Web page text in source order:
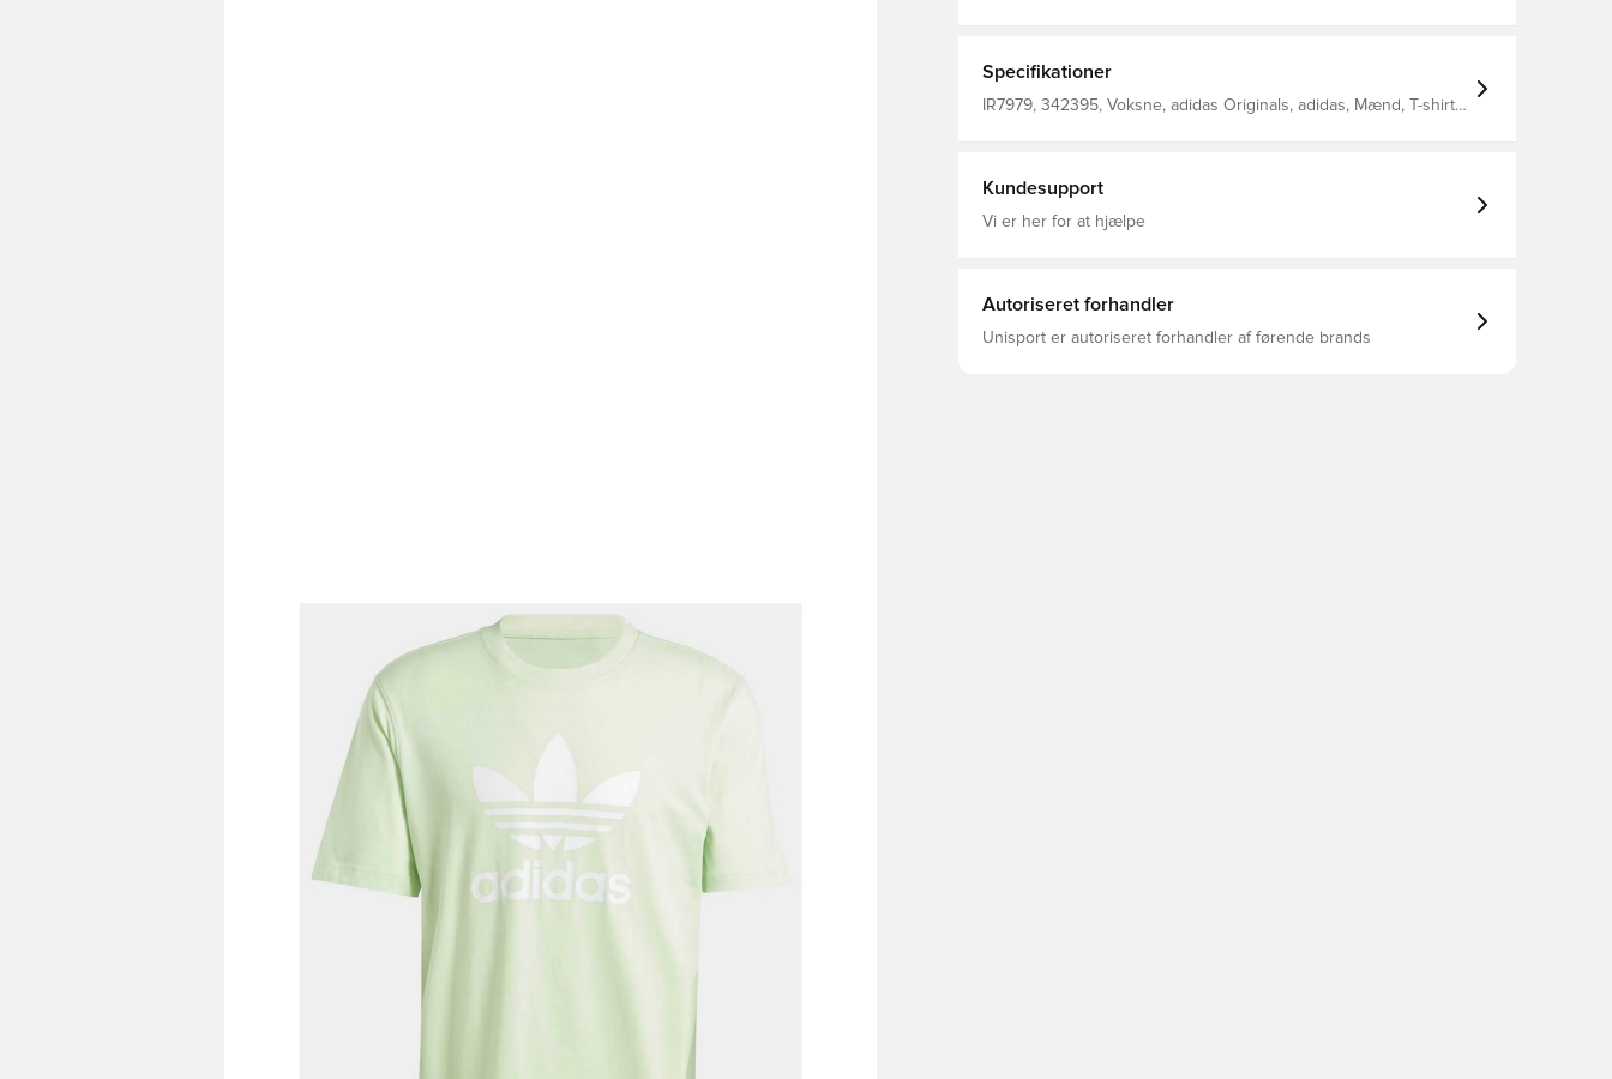
Specifikationer
IR7979, 342395, Voksne, adidas Originals, adidas, Mænd, T-shirts,
Kundesupport
Vi er her for at hjælpe
Autoriseret forhandler
Unisport er autoriseret forhandler af førende brands